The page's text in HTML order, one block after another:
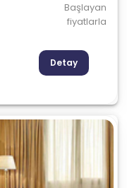
Başlayan
fiyatlarla
Detay